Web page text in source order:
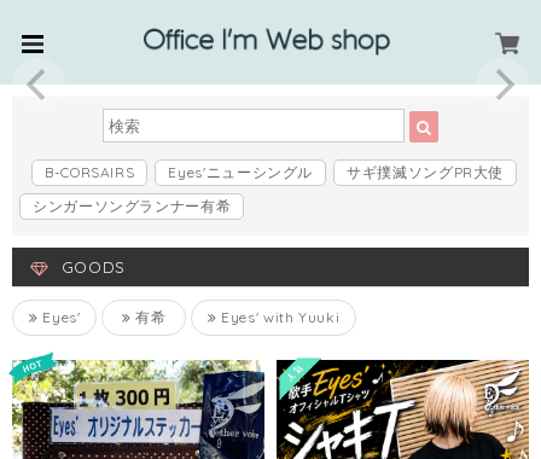
B-CORSAIRS Eyes'ニューシングル
サギ撲滅ソングPR大使
シンガーソングランナー有希
GOODS
Eyes' 有希 Eyes' with Yuuki